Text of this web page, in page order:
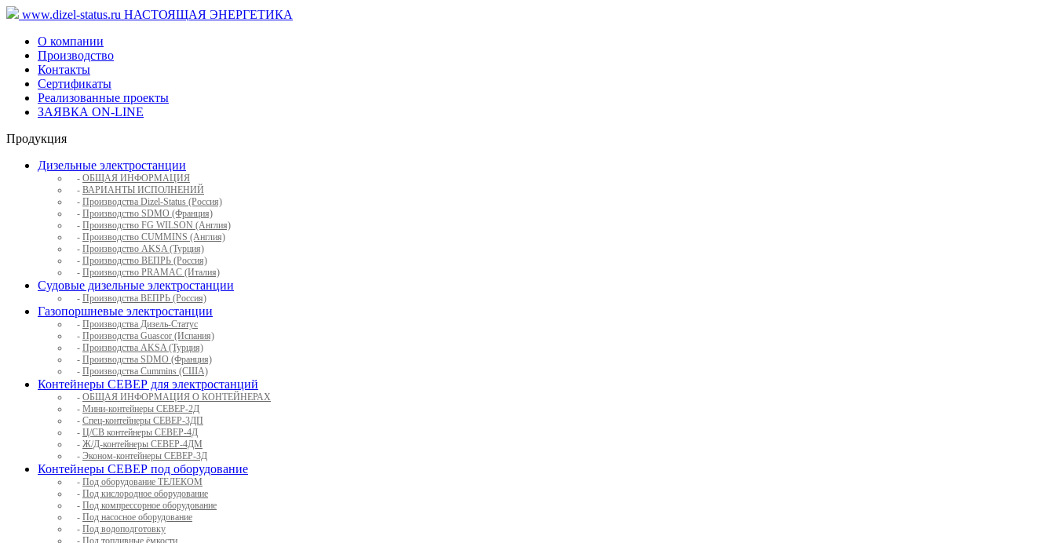
www.dizel-status.ru НАСТОЯЩАЯ ЭНЕРГЕТИКА
О компании
Производство
Контакты
Сертификаты
Реализованные проекты
ЗАЯВКА ON-LINE
Продукция
Дизельные электростанции
- ОБЩАЯ ИНФОРМАЦИЯ
- ВАРИАНТЫ ИСПОЛНЕНИЙ
- Производства Dizel-Status (Россия)
- Производство SDMO (Франция)
- Производство FG WILSON (Англия)
- Производство CUMMINS (Англия)
- Производство AKSA (Турция)
- Производство ВЕПРЬ (Россия)
- Производство PRAMAC (Италия)
Судовые дизельные электростанции
- Производства ВЕПРЬ (Россия)
Газопоршневые электростанции
- Производства Дизель-Статус
- Производства Guascor (Испания)
- Производства AKSA (Турция)
- Производства SDMO (Франция)
- Производства Cummins (США)
Контейнеры СЕВЕР для электростанций
- ОБЩАЯ ИНФОРМАЦИЯ О КОНТЕЙНЕРАХ
- Мини-контейнеры СЕВЕР-2Д
- Спец-контейнеры СЕВЕР-3ДП
- Ц/СВ контейнеры СЕВЕР-4Д
- Ж/Д-контейнеры СЕВЕР-4ДМ
- Эконом-контейнеры СЕВЕР-3Д
Контейнеры СЕВЕР под оборудование
- Под оборудование ТЕЛЕКОМ
- Под кислородное оборудование
- Под компрессорное оборудование
- Под насосное оборудование
- Под водоподготовку
- Под топливные ёмкости